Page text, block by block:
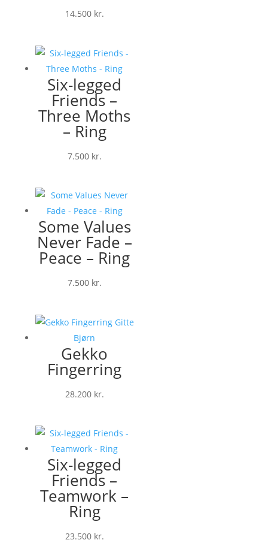
14.500 kr.
Six-legged
Friends –
Three Moths
– Ring
7.500 kr.
Some Values
Never Fade –
Peace – Ring
7.500 kr.
Gekko
Fingerring
28.200 kr.
Six-legged
Friends –
Teamwork –
Ring
23.500 kr.